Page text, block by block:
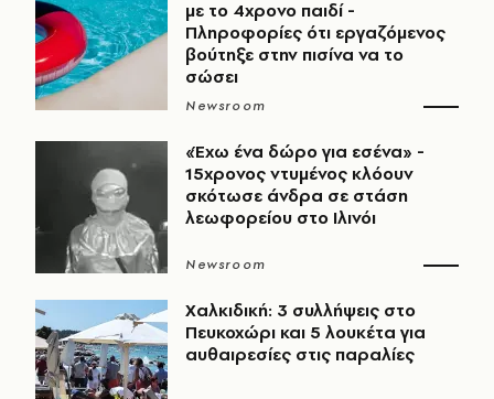
με το 4χρονο παιδί -
Πληροφορίες ότι εργαζόμενος
βούτηξε στην πισίνα να το
σώσει
Newsroom
«Έχω ένα δώρο για εσένα» -
15χρονος ντυμένος κλόουν
σκότωσε άνδρα σε στάση
λεωφορείου στο Ιλινόι
Newsroom
Χαλκιδική: 3 συλλήψεις στο
Πευκοχώρι και 5 λουκέτα για
αυθαιρεσίες στις παραλίες